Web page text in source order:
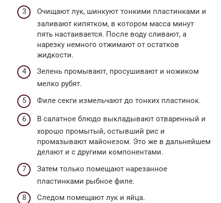
Очищают лук, шинкуют тонкими пластинками и
заливают кипятком, в котором масса минут
пять настаивается. После воду сливают, а
нарезку немного отжимают от остатков
жидкости.
Зелень промывают, просушивают и ножиком
мелко рубят.
Филе секги измельчают до тонких пластинок.
В салатное блюдо выкладывают отваренный и
хорошо промытый, остывший рис и
промазывают майонезом. Это же в дальнейшем
делают и с другими компонентами.
Затем только помещают нарезанное
пластинками рыбное филе.
Следом помещают лук и яйца.